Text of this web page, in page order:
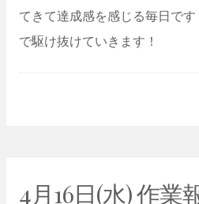
てきて達成感を感じる毎日で
で駆け抜けていきます！
4月16日(水) 作業